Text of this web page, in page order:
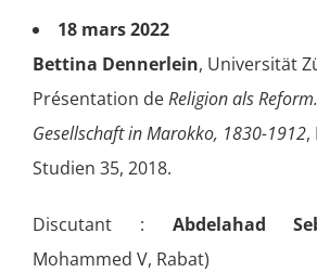
18 mars 2022
Bettina Dennerlein, Universität
Présentation deReligion als
Gesellschaft in Marokko, 1830-1912,
Studien 35, 2018.
Discutant : Abdelahad
Mohammed V, Rabat)